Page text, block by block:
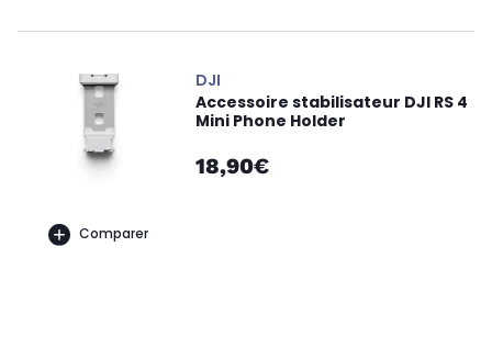
Comparer
DJI
Accessoire stabilisateur DJI RS 4
Mini Phone Holder
18,90€